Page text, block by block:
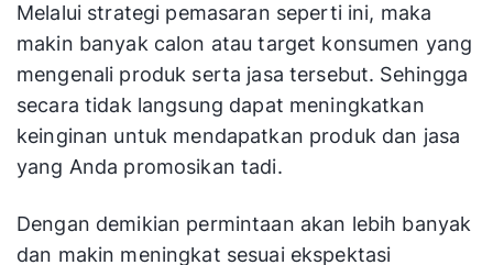
Melalui strategi pemasaran seperti ini, maka
makin banyak calon atau target konsumen yang
mengenali produk serta jasa tersebut. Sehingga
secara tidak langsung dapat meningkatkan
keinginan untuk mendapatkan produk dan jasa
yang Anda promosikan tadi.
Dengan demikian permintaan akan lebih banyak
dan makin meningkat sesuai ekspektasi